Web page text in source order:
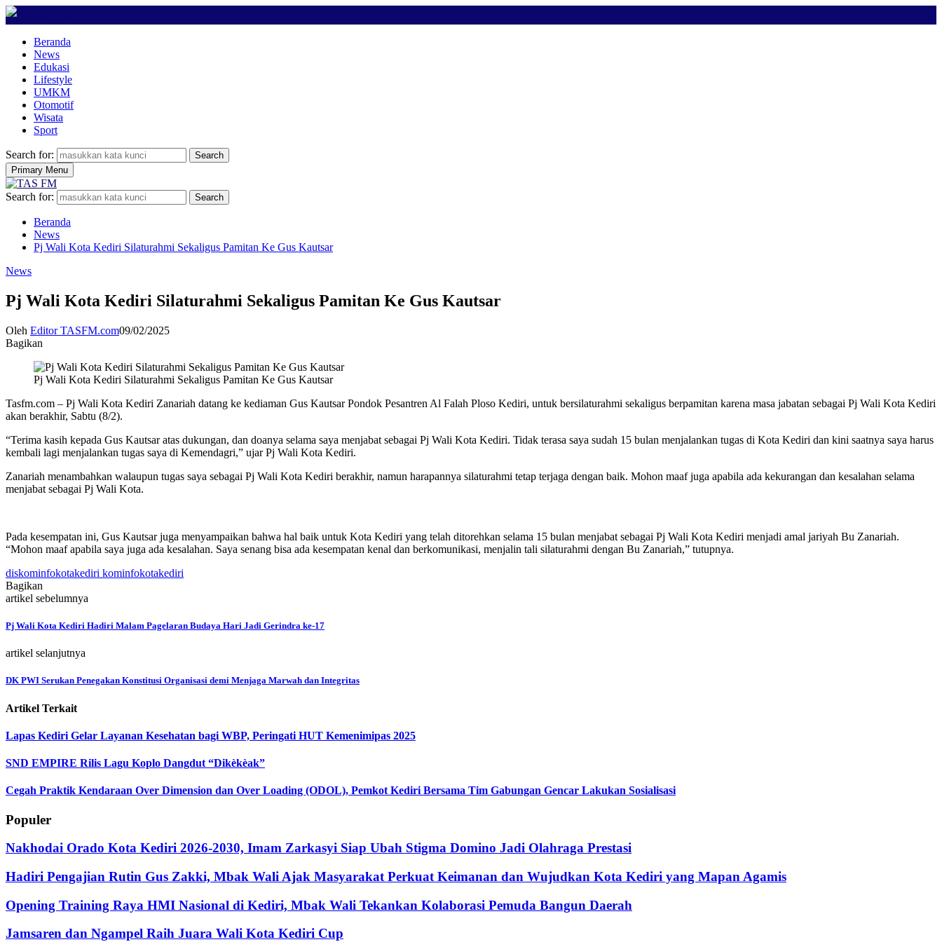
Beranda
News
Edukasi
Lifestyle
UMKM
Otomotif
Wisata
Sport
Search for:
Search
Primary Menu
Search for: Search
Beranda
News
Pj Wali Kota Kediri Silaturahmi Sekaligus Pamitan Ke Gus Kautsar
News
Pj Wali Kota Kediri Silaturahmi Sekaligus Pamitan Ke Gus Kautsar
Oleh Editor TASFM.com09/02/2025
Bagikan
Pj Wali Kota Kediri Silaturahmi Sekaligus Pamitan Ke Gus Kautsar
Tasfm.com – Pj Wali Kota Kediri Zanariah datang ke kediaman Gus Kautsar Pondok Pesantren Al Falah Ploso Kediri, untuk bersilaturahmi sekaligus berpamitan karena masa jabatan sebagai Pj Wali Kota Kediri
akan berakhir, Sabtu (8/2).
“Terima kasih kepada Gus Kautsar atas dukungan, dan doanya selama saya menjabat sebagai Pj Wali Kota Kediri. Tidak terasa saya sudah 15 bulan menjalankan tugas di Kota Kediri dan kini saatnya saya harus
kembali lagi menjalankan tugas saya di Kemendagri,” ujar Pj Wali Kota Kediri.
Zanariah menambahkan walaupun tugas saya sebagai Pj Wali Kota Kediri berakhir, namun harapannya silaturahmi tetap terjaga dengan baik. Mohon maaf juga apabila ada kekurangan dan kesalahan selama
menjabat sebagai Pj Wali Kota.
Pada kesempatan ini, Gus Kautsar juga menyampaikan bahwa hal baik untuk Kota Kediri yang telah ditorehkan selama 15 bulan menjabat sebagai Pj Wali Kota Kediri menjadi amal jariyah Bu Zanariah.
“Mohon maaf apabila saya juga ada kesalahan. Saya senang bisa ada kesempatan kenal dan berkomunikasi, menjalin tali silaturahmi dengan Bu Zanariah,” tutupnya.
diskominfokotakediri kominfokotakediri
Bagikan
artikel sebelumnya
Pj Wali Kota Kediri Hadiri Malam Pagelaran Budaya Hari Jadi Gerindra ke-17
artikel selanjutnya
DK PWI Serukan Penegakan Konstitusi Organisasi demi Menjaga Marwah dan Integritas
Artikel Terkait
Lapas Kediri Gelar Layanan Kesehatan bagi WBP, Peringati HUT Kemenimipas 2025
SND EMPIRE Rilis Lagu Koplo Dangdut “Dikèkèak”
Cegah Praktik Kendaraan Over Dimension dan Over Loading (ODOL), Pemkot Kediri Bersama Tim Gabungan Gencar Lakukan Sosialisasi
Populer
Nakhodai Orado Kota Kediri 2026-2030, Imam Zarkasyi Siap Ubah Stigma Domino Jadi Olahraga Prestasi
Hadiri Pengajian Rutin Gus Zakki, Mbak Wali Ajak Masyarakat Perkuat Keimanan dan Wujudkan Kota Kediri yang Mapan Agamis
Opening Training Raya HMI Nasional di Kediri, Mbak Wali Tekankan Kolaborasi Pemuda Bangun Daerah
Jamsaren dan Ngampel Raih Juara Wali Kota Kediri Cup